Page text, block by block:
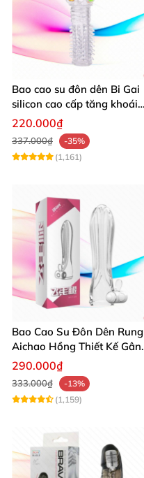
Bao cao su đôn dên Bi Gai
silicon cao cấp tăng khoái
cảm
220.000₫
337.000₫
-35%
(1,161)
Bao Cao Su Đôn Dên Rung
Aichao Hồng Thiết Kế Gân
Sọc Mới
290.000₫
333.000₫
-13%
(1,159)